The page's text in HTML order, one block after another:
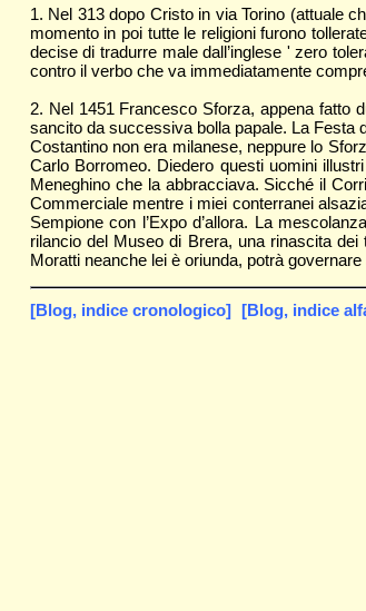
1. Nel 313 dopo Cristo in via Torino (attuale
momento in poi tutte le religioni furono
decise di tradurre male dall’inglese ' zero
contro il verbo che va immediatamente
2. Nel 1451 Francesco Sforza, appena fatto
sancito da successiva bolla papale. La Festa
Costantino non era milanese, neppure lo
Carlo Borromeo. Diedero questi uomini
Meneghino che la abbracciava. Sicché il
Commerciale mentre i miei conterranei
Sempione con l’Expo d’allora. La
rilancio del Museo di Brera, una rinascita
Moratti neanche lei è oriunda, potrà
[Blog, indice cronologico] [Blog, indice